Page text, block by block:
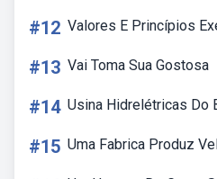
#12 Valores E Princípios
#13 Vai Toma Sua Gostosa
#14 Usina Hidrelétricas Do
#15 Uma Fabrica Produz